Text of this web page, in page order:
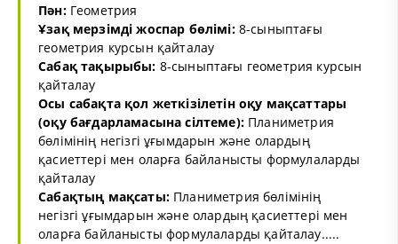
Пән:Геометрия
Ұзақ мерзімді жоспар бөлімі:8-сыныптағы
геометрия курсын қайталау
Сабақ тақырыбы: 8-сыныптағы геометрия курсын
қайталау
Осы сабақта қол жеткізілетін оқу мақсаттары
(оқу бағдарламасына сілтеме):Планиметрия
бөлімінің негізгі ұғымдарын және олардың
қасиеттері мен оларға байланысты формулаларды
қайталау
Сабақтың мақсаты:Планиметрия бөлімінің
негізгі ұғымдарын және олардың қасиеттері мен
оларға байланысты формулаларды қайталау.....